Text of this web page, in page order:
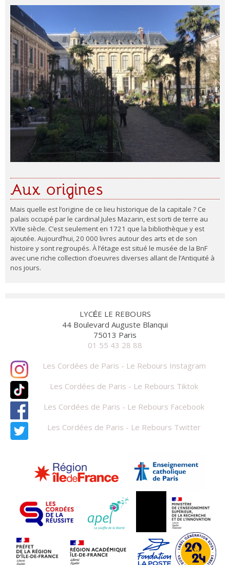
Aux origines
Mais quelle est l’origine de ce lieu historique de la capitale ? Ce
palais occupé par le cardinal Jules Mazarin, est sorti de terre au
XVIIe siècle. C’est seulement en 1721 que la bibliothèque y est
ajoutée. Aujourd’hui, 20 000 livres autour des arts et de son
histoire y sont regroupés. À l’étage est situé le musée de la BnF
avec une riche collection d’oeuvres diverses allant de l’Antiquité à
nos jours.
LYCÉE LE REBOURS
44 Boulevard Auguste Blanqui
75013 Paris
01 55 43 28 88
Les Cordées de Paris - Le Rebours Instagram
Les Cordées de Paris - Le Rebours Tiktok
Les Cordées de Paris - Le Rebours Facebook
Les Cordées de Paris - Le Rebours Twitter